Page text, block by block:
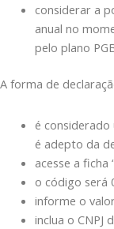
considerar a
anual no
pelo plano
A forma de
é
é adepto da
acesse a ficha
o código será
informe o
inclua o CNPJ